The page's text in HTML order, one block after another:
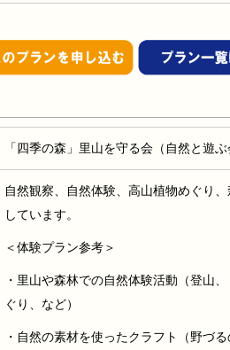
「四季の森」里山を守る会（自然と遊ぶ
自然観察、自然体験、高山植物めぐり
しています。
＜体験プラン参考＞
・里山や森林での自然体験活動（登山
ぐり、など）
・自然の素材を使ったクラフト（野づ